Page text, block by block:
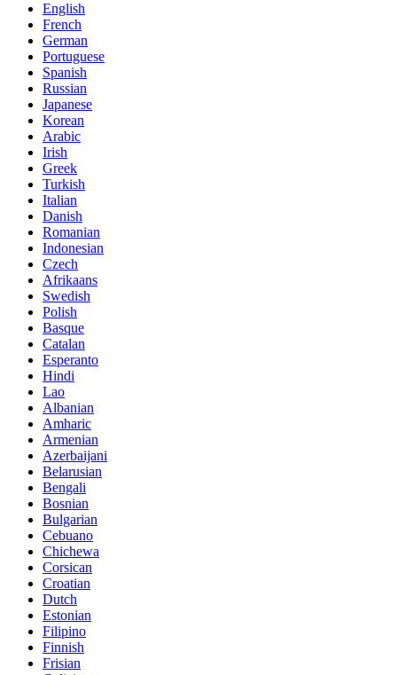
English
French
German
Portuguese
Spanish
Russian
Japanese
Korean
Arabic
Irish
Greek
Turkish
Italian
Danish
Romanian
Indonesian
Czech
Afrikaans
Swedish
Polish
Basque
Catalan
Esperanto
Hindi
Lao
Albanian
Amharic
Armenian
Azerbaijani
Belarusian
Bengali
Bosnian
Bulgarian
Cebuano
Chichewa
Corsican
Croatian
Dutch
Estonian
Filipino
Finnish
Frisian